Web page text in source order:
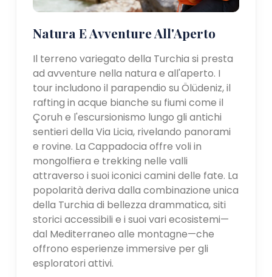
Natura E Avventure All'Aperto
Il terreno variegato della Turchia si presta
ad avventure nella natura e all'aperto. I
tour includono il parapendio su Ölüdeniz, il
rafting in acque bianche su fiumi come il
Çoruh e l'escursionismo lungo gli antichi
sentieri della Via Licia, rivelando panorami
e rovine. La Cappadocia offre voli in
mongolfiera e trekking nelle valli
attraverso i suoi iconici camini delle fate. La
popolarità deriva dalla combinazione unica
della Turchia di bellezza drammatica, siti
storici accessibili e i suoi vari ecosistemi—
dal Mediterraneo alle montagne—che
offrono esperienze immersive per gli
esploratori attivi.